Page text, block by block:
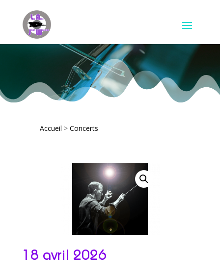
Accueil > Concerts
18 avril 2026